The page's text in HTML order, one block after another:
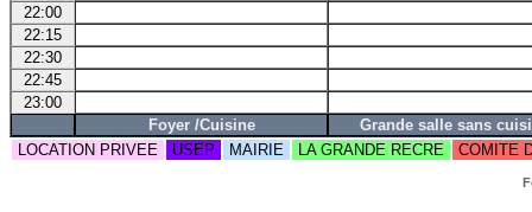
22:00
22:15
22:30
22:45
23:00
Foyer /Cuisine
Grande salle sans
LOCATION PRIVEE
USEP MAIRIE LA GRANDE RECRE COMITE